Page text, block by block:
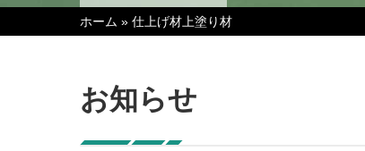
ホーム » 仕上げ材上塗り材
お知らせ